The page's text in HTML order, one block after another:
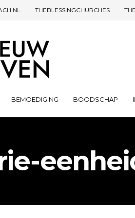
THEBLESSINGCHURCHES
BEMOEDIGING BOODSCHAP